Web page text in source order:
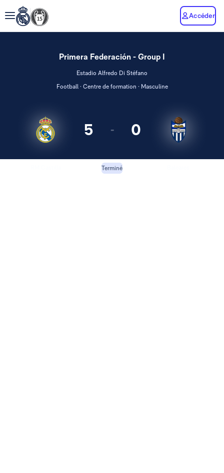
Accéder
Primera Federación - Group I
Estadio Alfredo Di Stéfano
Football · Centre de formation · Masculine
5 - 0
Terminé